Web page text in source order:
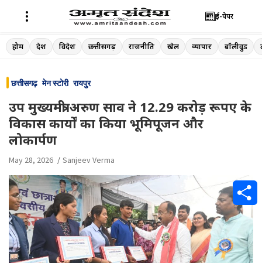
Skip
to
ई-पेपर
होम देश विदेश छत्तीसगढ़ राजनीति खेल व्यापार बॉलीवुड
छत्तीसगढ़ मेन स्टोरी रायपुर
उप मुख्यमंत्री अरुण साव ने 12.29 करोड़ रूपए के
विकास कार्यों का किया भूमिपूजन और
लोकार्पण
May 28, 2026 Sanjeev Verma
S
h